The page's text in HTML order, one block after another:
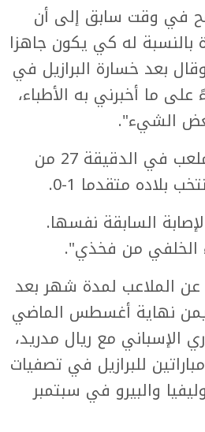
في وقت سابق إلى أن
بالنسبة له كي يكون جاهزا
بعد خسارة البرازيل في
على ما أخبرني به الأطباء،
الشيء".
وغادر فينيسيوس الملعب في الدقيقة 27 من
بلاده متقدما 1-0.
السابقة نفسها.
الخلفي من فخذي".
عن الملاعب لمدة شهر بعد
نهاية أغسطس الماضي
الإسباني مع ريال مدريد،
للبرازيل في تصفيات
والبيرو في سبتمبر